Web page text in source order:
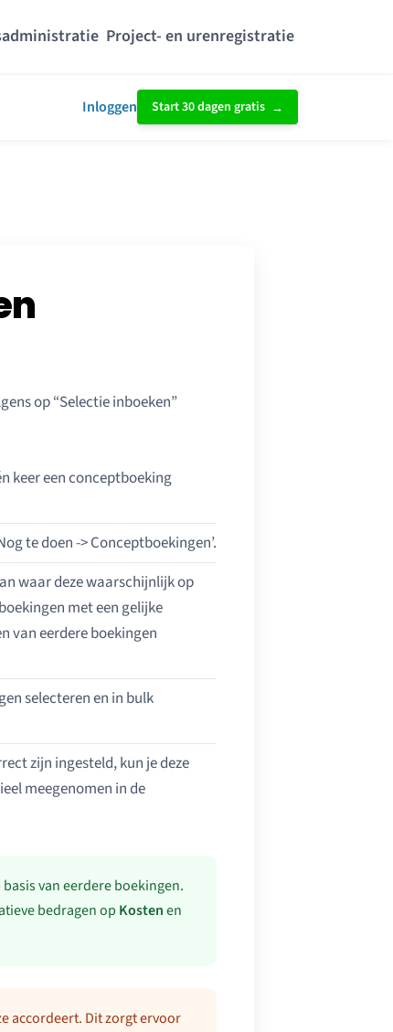
Project- en urenregistratie
Inloggen Start 30 dagen gratis
op “Selectie inboeken”
keer een conceptboeking
te doen -> Conceptboekingen’.
waar deze waarschijnlijk op
met een gelijke
van eerdere boekingen
selecteren en in bulk
zijn ingesteld, kun je deze
meegenomen in de
van eerdere boekingen.
bedragen op Kostenen
accordeert. Dit zorgt ervoor